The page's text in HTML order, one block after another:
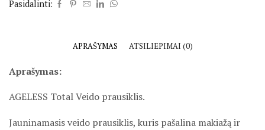
Pasidalinti:
APRAŠYMAS ATSILIEPIMAI (0)
Aprašymas:
AGELESS Total Veido prausiklis.
Jauninamasis veido prausiklis, kuris pašalina makiažą ir